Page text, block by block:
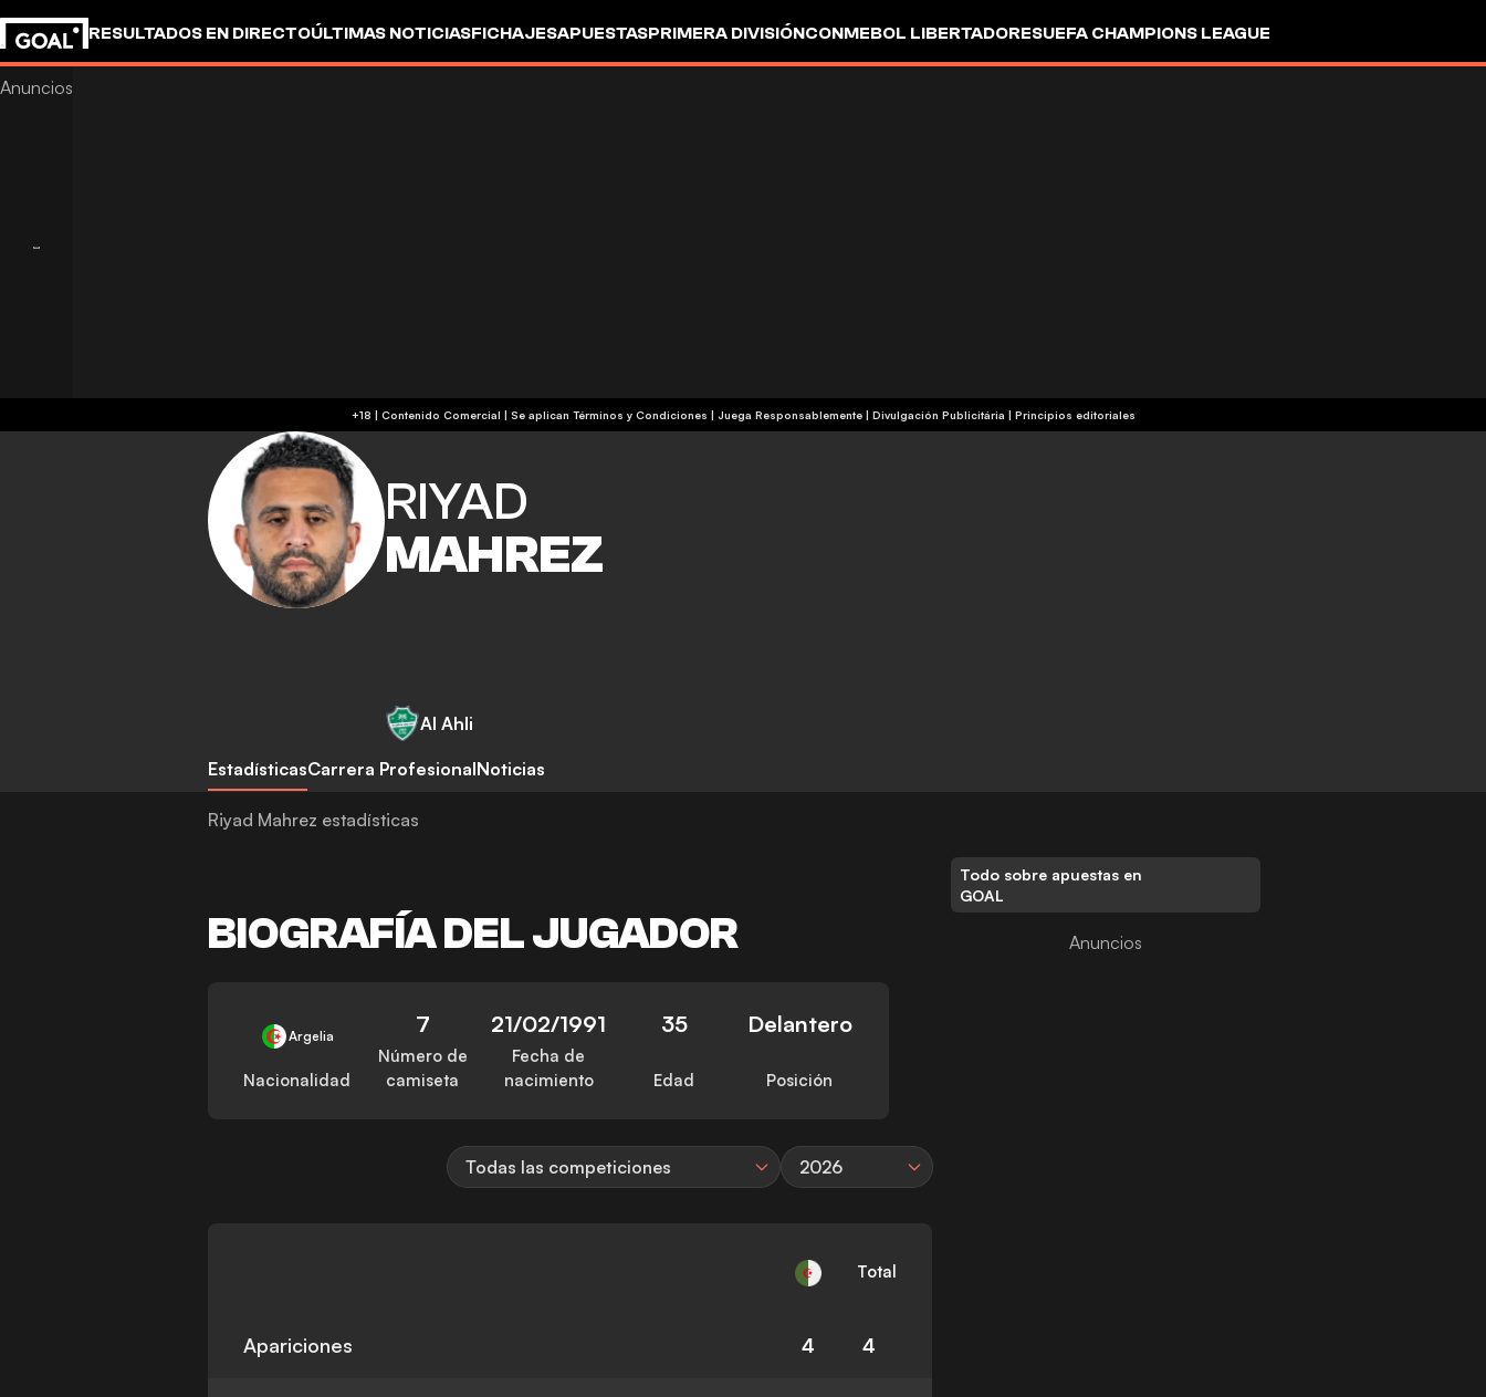
RESULTADOS EN DIRECTOÚLTIMAS NOTICIASFICHAJESAPUESTASPRIMERA DIVISIÓNCONMEBOL LIBERTADORESUEFA CHAMPIONS LEAGUE
+18 | Contenido Comercial | Se aplican Términos y Condiciones | Juega Responsablemente| Divulgación Publicitária | Principios editoriales
RIYAD
MAHREZ
Al Ahli
EstadísticasCarrera ProfesionalNoticias
Riyad Mahrez estadísticas
BIOGRAFÍA DEL JUGADOR
Argelia
Nacionalidad
7
Número de
camiseta
21/02/1991
Fecha de
nacimiento
35
Edad
Delantero
Posición
Todas las competiciones 2026
Total
Apariciones 4 4
Todo sobre apuestas en
GOAL